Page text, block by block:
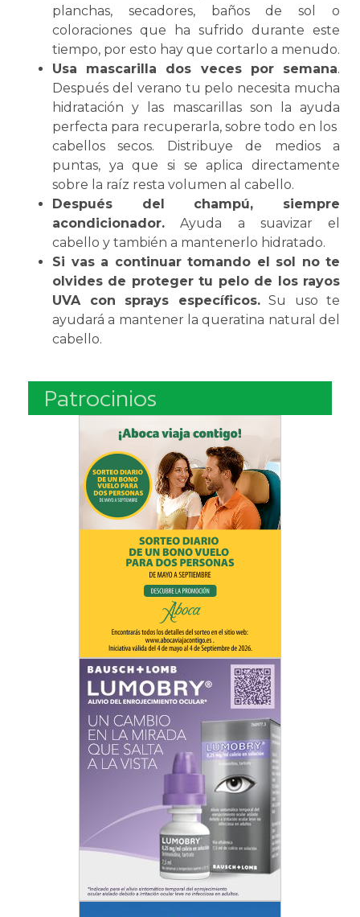
planchas, secadores, baños de sol o
coloraciones que ha sufrido durante este
tiempo, por esto hay que cortarlo a menudo.
Usa mascarilla dos veces por semana.
Después del verano tu pelo necesita mucha
hidratación y las mascarillas son la ayuda
perfecta para recuperarla, sobre todo en los
cabellos secos. Distribuye de medios a
puntas, ya que si se aplica directamente
sobre la raíz resta volumen al cabello.
Después del champú, siempre
acondicionador. Ayuda a suavizar el
cabello y también a mantenerlo hidratado.
Si vas a continuar tomando el sol no te
olvides de proteger tu pelo de los rayos
UVA con sprays específicos.Su uso te
ayudará a mantener la queratina natural del
cabello.
Patrocinios